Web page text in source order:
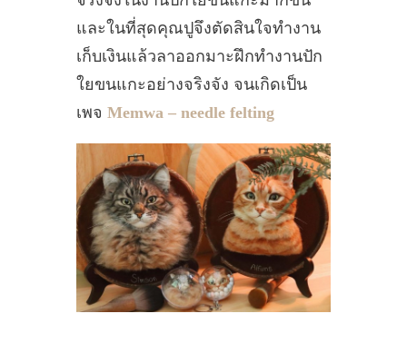
และในที่สุดคุณปูจึงตัดสินใจทำงาน
เก็บเงินแล้วลาออกมาะฝึกทำงานปัก
ใยขนแกะอย่างจริงจัง จนเกิดเป็น
เพจ Memwa – needle felting